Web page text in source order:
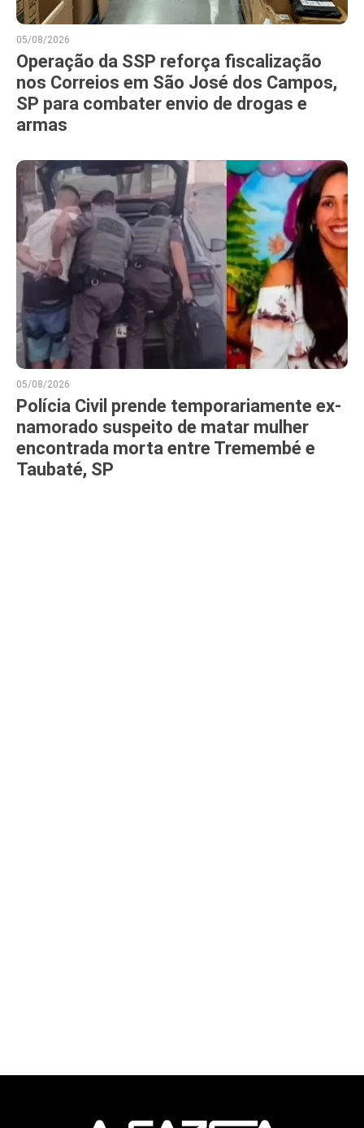
05/08/2026
Operação da SSP reforça fiscalização
nos Correios em São José dos Campos,
SP para combater envio de drogas e
armas
05/08/2026
Polícia Civil prende temporariamente ex-
namorado suspeito de matar mulher
encontrada morta entre Tremembé e
Taubaté, SP